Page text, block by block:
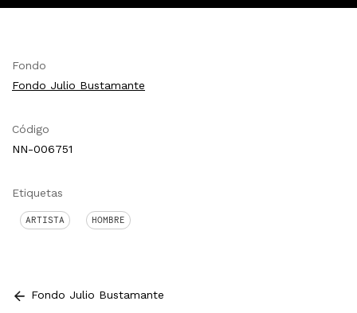
Fondo
Fondo Julio Bustamante
Código
NN-006751
Etiquetas
ARTISTA HOMBRE
Fondo Julio Bustamante